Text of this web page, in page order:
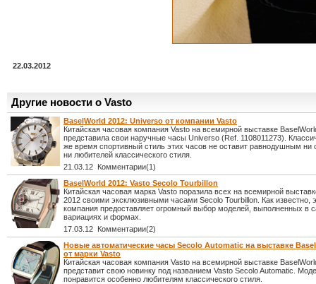
22.03.2012
Другие новости о Vasto
BaselWorld 2012: Universo от компании Vasto
Китайская часовая компания Vasto на всемирной выставке
представила свои наручные часы Universo (Ref. 1108011273).
же время спортивный стиль этих часов не оставит равнодушным ни
ни любителей классического стиля.
21.03.12 Комментарии(1)
BaselWorld 2012: Vasto Secolo Tourbillon
Китайская часовая марка Vasto поразила всех на всемирной
2012 своими эксклюзивными часами Secolo Tourbillon. Как известно,
компания предоставляет огромный выбор моделей, выполненных в
вариациях и формах.
17.03.12 Комментарии(2)
Новые автоматические часы Secolo Automatic на выставке
от марки Vasto
Китайская часовая компания Vasto на всемирной выставке
представит свою новинку под названием Vasto Secolo Automatic.
понравится особенно любителям классического стиля.